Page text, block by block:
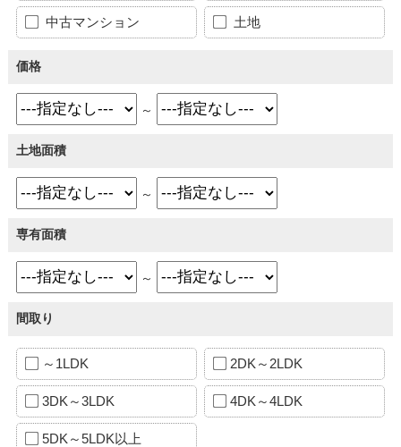
中古マンション 土地
価格
～
土地面積
～
専有面積
～
間取り
～1LDK 2DK～2LDK
3DK～3LDK 4DK～4LDK
5DK～5LDK以上